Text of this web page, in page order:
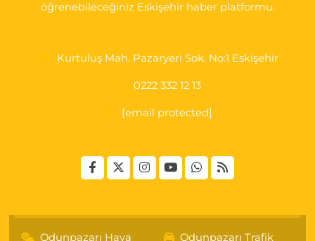
öğrenebileceğiniz Eskişehir haber platformu.
Kurtuluş Mah. Pazaryeri Sok. No:1 Eskişehir
0222 332 12 13
[email protected]
Odunpazarı Hava Odunpazarı Trafik